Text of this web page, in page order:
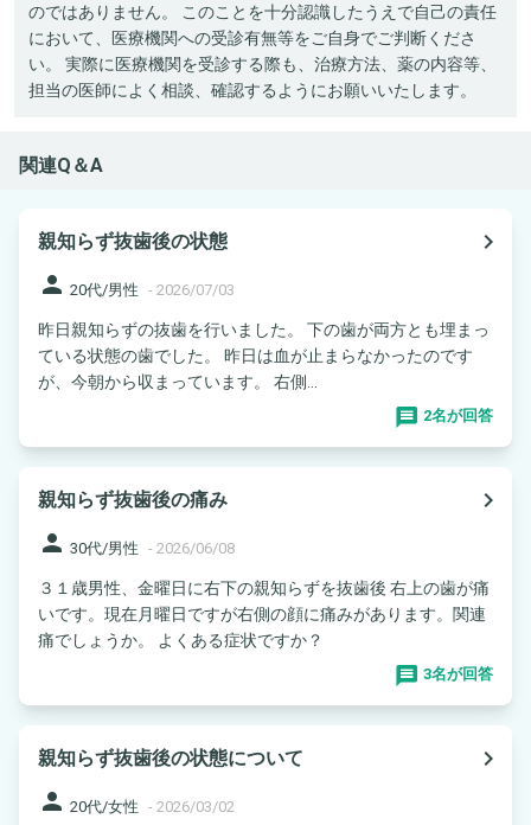
のではありません。 このことを十分認識したうえで自己の責任
において、医療機関への受診有無等をご自身でご判断くださ
い。 実際に医療機関を受診する際も、治療方法、薬の内容等、
担当の医師によく相談、確認するようにお願いいたします。
関連Q＆A
親知らず抜歯後の状態
navigate_next
person 20代/男性 - 2026/07/03
昨日親知らずの抜歯を行いました。 下の歯が両方とも埋まっ
ている状態の歯でした。 昨日は血が止まらなかったのです
が、今朝から収まっています。 右側...
2名が回答
親知らず抜歯後の痛み
navigate_next
person 30代/男性 - 2026/06/08
３１歳男性、金曜日に右下の親知らずを抜歯後 右上の歯が痛
いです。現在月曜日ですが右側の顔に痛みがあります。関連
痛でしょうか。 よくある症状ですか？
3名が回答
親知らず抜歯後の状態について
navigate_next
person 20代/女性 - 2026/03/02